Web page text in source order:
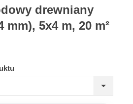
drewniany
mm), 5x4 m, 20 m²